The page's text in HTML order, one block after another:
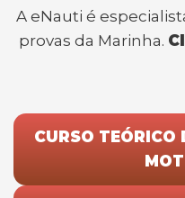
A eNauti é
provas da Marinha.
CURSO TEÓRICO